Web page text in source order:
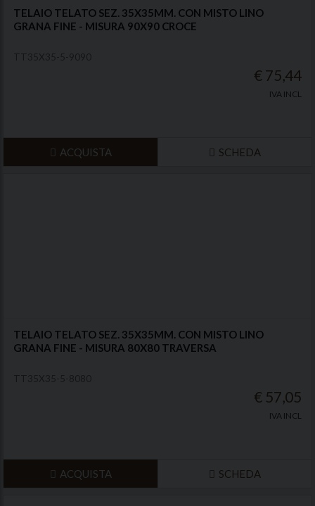
TELAIO TELATO SEZ. 35X35MM. CON MISTO LINO
GRANA FINE - MISURA 90X90 CROCE
€ 75,44
IVA INCL
ACQUISTA SCHEDA
TELAIO TELATO SEZ. 35X35MM. CON MISTO LINO
GRANA FINE - MISURA 80X80 TRAVERSA
€ 57,05
IVA INCL
ACQUISTA SCHEDA